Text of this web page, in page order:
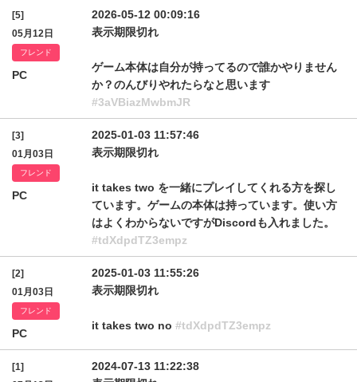
[5]
05月12日
フレンド
PC
2026-05-12 00:09:16
表示期限切れ
ゲーム本体は自分が持ってるので誰かやりません
か？のんびりやれたらなと思います
#3aVBiazMwbmJR
[3]
01月03日
フレンド
PC
2025-01-03 11:57:46
表示期限切れ
it takes two を一緒にプレイしてくれる方を探し
ています。ゲームの本体は持っています。使い方
はよくわからないですがDiscordも入れました。
#tdXdpdTZ3empz
[2]
01月03日
フレンド
PC
2025-01-03 11:55:26
表示期限切れ
it takes two no #tdXdpdTZ3empz
[1]
2024-07-13 11:22:38